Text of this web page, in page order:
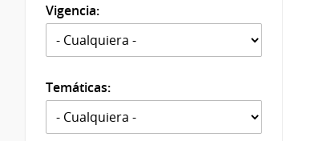
Vigencia:
Temáticas: